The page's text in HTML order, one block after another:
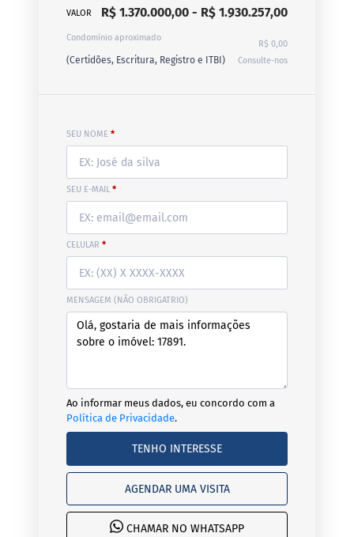
VALOR R$ 1.370.000,00 - R$ 1.930.257,00
Condomínio aproximado
R$ 0,00
(Certidões, Escritura, Registro e ITBI) Consulte-nos
SEU NOME *
SEU E-MAIL *
CELULAR *
MENSAGEM (NÃO OBRIGATRIO)
Ao informar meus dados, eu concordo com a
Política de Privacidade.
TENHO INTERESSE
AGENDAR UMA VISITA
CHAMAR NO WHATSAPP